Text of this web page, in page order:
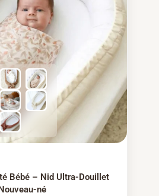
Bébé – Nid Ultra-Douillet
né